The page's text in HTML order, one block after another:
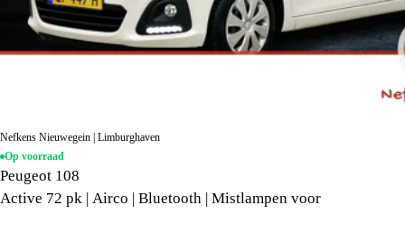
Nefkens Nieuwegein | Limburghaven
Op voorraad
Peugeot 108
Active 72 pk | Airco | Bluetooth | Mistlampen voor